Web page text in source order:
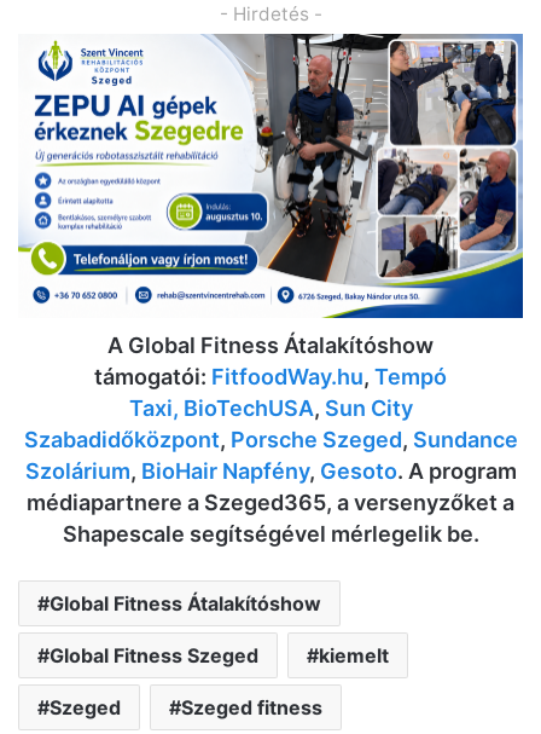
- Hirdetés -
A Global Fitness Átalakítóshow
támogatói: FitfoodWay.hu, Tempó
Taxi, BioTechUSA, Sun City
Szabadidőközpont, Porsche Szeged, Sundance
Szolárium, BioHair Napfény, Gesoto. A program
médiapartnere a Szeged365, a versenyzőket a
Shapescale segítségével mérlegelik be.
Global Fitness Átalakítóshow
Global Fitness Szeged kiemelt
Szeged Szeged fitness